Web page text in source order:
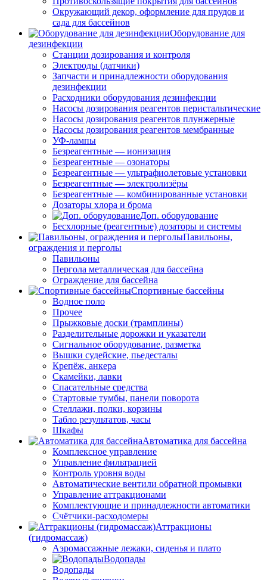
Окружающий декор, оформление для прудов и
сада для бассейнов
Оборудование для
дезинфекции
Станции дозирования и контроля
Электроды (датчики)
Запчасти и принадлежности оборудования
дезинфекции
Расходники оборудования дезинфекции
Насосы дозирования реагентов перистальтические
Насосы дозирования реагентов плунжерные
Насосы дозирования реагентов мембранные
УФ-лампы
Безреагентные — ионизация
Безреагентные — озонаторы
Безреагентные — ультрафиолетовые установки
Безреагентные — электролизёры
Безреагентные — комбинированные установки
Дозаторы хлора и брома
Доп. оборудование
Бесхлорные (реагентные) дозаторы и системы
Павильоны,
ограждения и перголы
Павильоны
Пергола металлическая для бассейна
Ограждение для бассейна
Спортивные бассейны
Водное поло
Прочее
Прыжковые доски (трамплины)
Разделительные дорожки и указатели
Cигнальное оборудование, разметка
Вышки судейские, пьедесталы
Крепёж, анкера
Скамейки, лавки
Спасательные средства
Стартовые тумбы, панели поворота
Стеллажи, полки, корзины
Табло результатов, часы
Шкафы
Автоматика для бассейна
Комплексное управление
Управление фильтрацией
Контроль уровня воды
Автоматические вентили обратной промывки
Управление аттракционами
Комплектующие и принадлежности автоматики
Счётчики-расходомеры
Аттракционы
(гидромассаж)
Аэромассажные лежаки, сиденья и плато
Водопады
Водопады